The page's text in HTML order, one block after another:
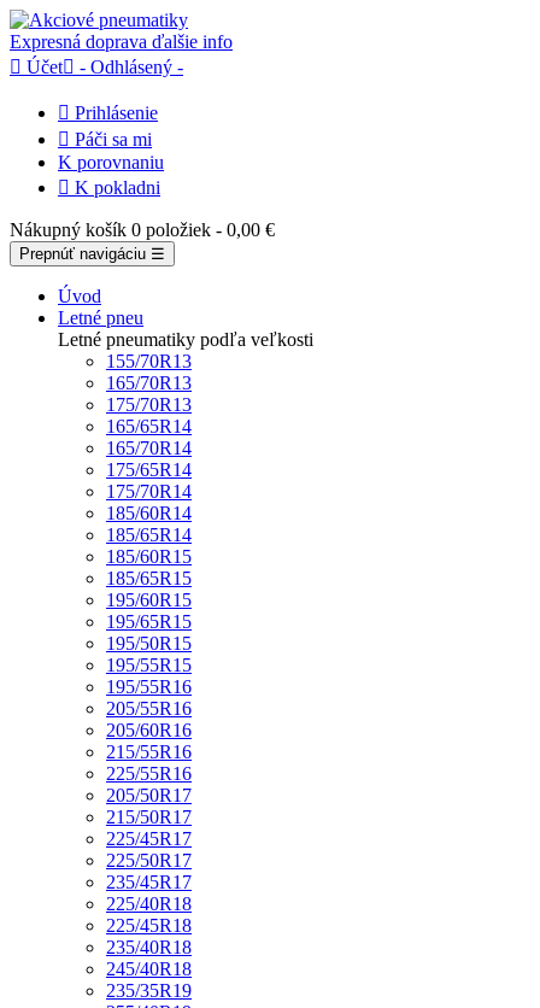
Expresná doprava ďalšie info
 Účet - Odhlásený -
 Prihlásenie
 Páči sa mi
K porovnaniu
 K pokladni
Nákupný košík 0 položiek - 0,00 €
Prepnúť navigáciu ☰
Úvod
Letné pneu
Letné pneumatiky podľa veľkosti
155/70R13
165/70R13
175/70R13
165/65R14
165/70R14
175/65R14
175/70R14
185/60R14
185/65R14
185/60R15
185/65R15
195/60R15
195/65R15
195/50R15
195/55R15
195/55R16
205/55R16
205/60R16
215/55R16
225/55R16
205/50R17
215/50R17
225/45R17
225/50R17
235/45R17
225/40R18
225/45R18
235/40R18
245/40R18
235/35R19